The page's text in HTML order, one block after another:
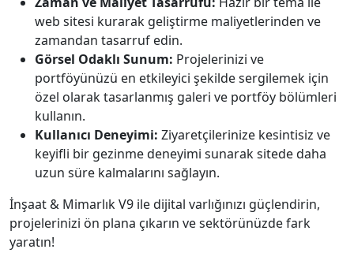
web sitesi kurarak geliştirme maliyetlerinden ve
zamandan tasarruf edin.
Görsel Odaklı Sunum: Projelerinizi ve
portföyünüzü en etkileyici şekilde sergilemek için
özel olarak tasarlanmış galeri ve portföy bölümleri
kullanın.
Kullanıcı Deneyimi: Ziyaretçilerinize kesintisiz ve
keyifli bir gezinme deneyimi sunarak sitede daha
uzun süre kalmalarını sağlayın.
İnşaat & Mimarlık V9 ile dijital varlığınızı güçlendirin,
projelerinizi ön plana çıkarın ve sektörünüzde fark
yaratın!